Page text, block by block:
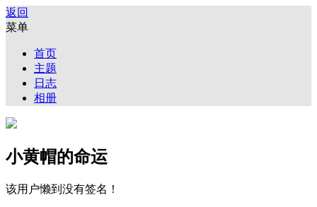
返回
菜单
首页
主题
日志
相册
小黄帽的命运
该用户懒到没有签名！